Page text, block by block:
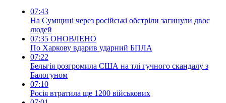
07:43
На Сумщині через російські обстріли загинули двоє
людей
07:35 ОНОВЛЕНО
По Харкову вдарив ударний БПЛА
07:22
Бельгія розгромила США на тлі гучного скандалу з
Балогуном
07:10
Росія втратила ще 1200 військових